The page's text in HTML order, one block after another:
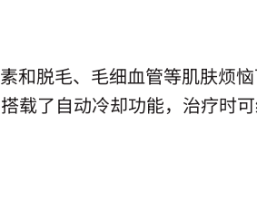
和脱毛、毛细血管等肌肤烦
搭载了自动冷却功能，治疗时可